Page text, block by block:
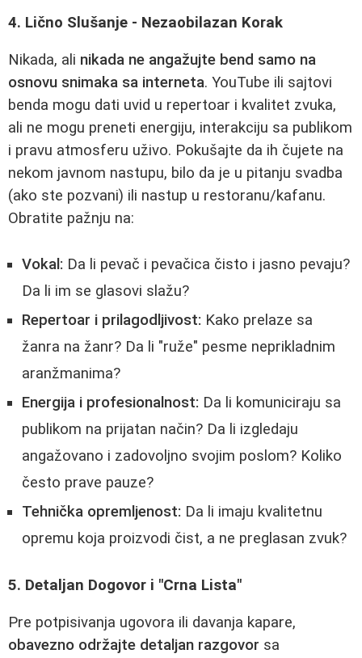
4. Lično Slušanje - Nezaobilazan Korak
Nikada, ali nikada ne angažujte bend samo na
osnovu snimaka sa interneta. YouTube ili sajtovi
benda mogu dati uvid u repertoar i kvalitet zvuka,
ali ne mogu preneti energiju, interakciju sa publikom
i pravu atmosferu uživo. Pokušajte da ih čujete na
nekom javnom nastupu, bilo da je u pitanju svadba
(ako ste pozvani) ili nastup u restoranu/kafanu.
Obratite pažnju na:
Vokal: Da li pevač i pevačica čisto i jasno pevaju?
Da li im se glasovi slažu?
Repertoar i prilagodljivost: Kako prelaze sa
žanra na žanr? Da li "ruže" pesme neprikladnim
aranžmanima?
Energija i profesionalnost: Da li komuniciraju sa
publikom na prijatan način? Da li izgledaju
angažovano i zadovoljno svojim poslom? Koliko
često prave pauze?
Tehnička opremljenost: Da li imaju kvalitetnu
opremu koja proizvodi čist, a ne preglasan zvuk?
5. Detaljan Dogovor i "Crna Lista"
Pre potpisivanja ugovora ili davanja kapare,
obavezno održajte detaljan razgovor sa